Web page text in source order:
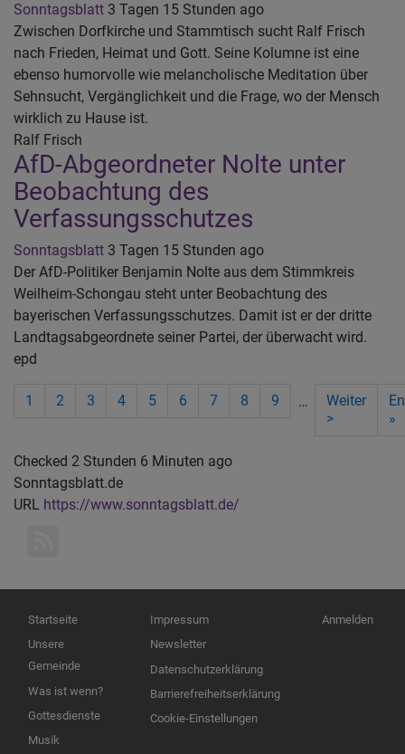
Sonntagsblatt 3 Tagen 15 Stunden ago
Zwischen Dorfkirche und Stammtisch sucht Ralf Frisch
nach Frieden, Heimat und Gott. Seine Kolumne ist eine
ebenso humorvolle wie melancholische Meditation über
Sehnsucht, Vergänglichkeit und die Frage, wo der Mensch
wirklich zu Hause ist.
Ralf Frisch
AfD-Abgeordneter Nolte unter
Beobachtung des
Verfassungsschutzes
Sonntagsblatt 3 Tagen 15 Stunden ago
Der AfD-Politiker Benjamin Nolte aus dem Stimmkreis
Weilheim-Schongau steht unter Beobachtung des
bayerischen Verfassungsschutzes. Damit ist er der dritte
Landtagsabgeordnete seiner Partei, der überwacht wird.
epd
Seitennummerierung
Aktuelle
1 Seite
2 Seite
3 Seite
4 Seite
5 Seite
6 Seite
7 Seite
8 Seite
9 …
Nächste
Seite
Weiter
>
»
Checked 2 Stunden 6 Minuten ago
Sonntagsblatt.de
URL https://www.sonntagsblatt.de/
Hauptnavigation
Startseite
Unsere
Gemeinde
Was ist wenn?
Gottesdienste
Musik
Fußbereichsmenü
Impressum
Newsletter
Datenschutzerklärung
Barrierefreiheitserklärung
Cookie-Einstellungen
Benutzermenü
Anmelden